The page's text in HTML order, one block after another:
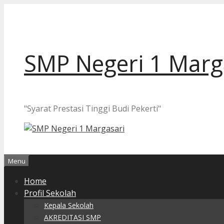
SMP Negeri 1
"Syarat Prestasi Tinggi Budi Pekerti"
Menu
Home
Profil Sekolah
Kepala Sekolah
AKREDITASI SMP